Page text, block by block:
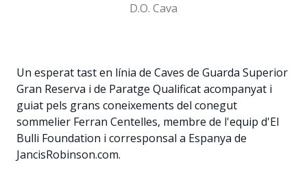
D.O. Cava
Un esperat tast en línia de Caves de Guarda Superior
Gran Reserva i de Paratge Qualificat acompanyat i
guiat pels grans coneixements del conegut
sommelier Ferran Centelles, membre de l'equip d'El
Bulli Foundation i corresponsal a Espanya de
JancisRobinson.com.